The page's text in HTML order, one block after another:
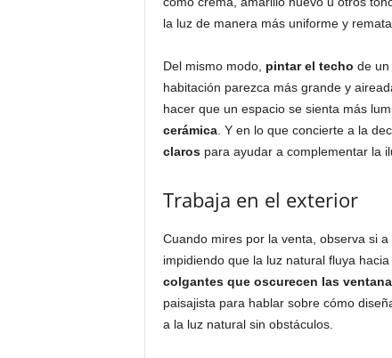
la luz de manera más uniforme y
Del mismo modo, pintar el techo de un
habitación parezca más grande y
hacer que un espacio se sienta más
cerámica. Y en lo que concierte a la
clarospara ayudar a complementar la
Trabaja en el exterior
Cuando mires por la venta, observa si
impidiendo que la luz natural fluya
colgantes que oscurecen las
paisajista para hablar sobre cómo
a la luz natural sin obstáculos.